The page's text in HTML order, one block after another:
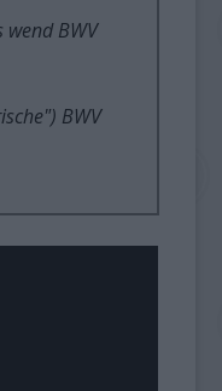
wend BWV
BWV